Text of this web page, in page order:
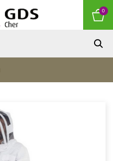
0